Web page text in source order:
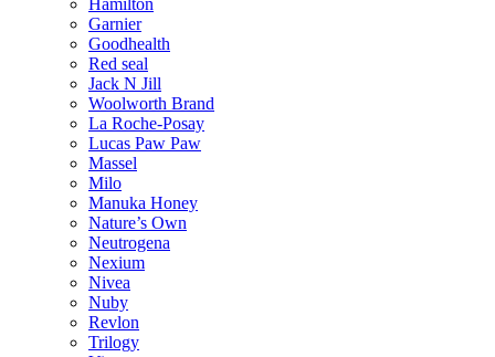
Garnier
Goodhealth
Red seal
Jack N Jill
Woolworth Brand
La Roche-Posay
Lucas Paw Paw
Massel
Milo
Manuka Honey
Nature’s Own
Neutrogena
Nexium
Nivea
Nuby
Revlon
Trilogy